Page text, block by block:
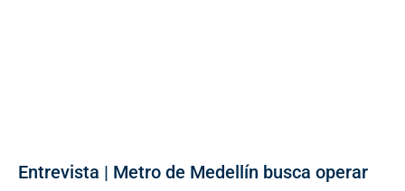
Entrevista | Metro de Medellín busca operar